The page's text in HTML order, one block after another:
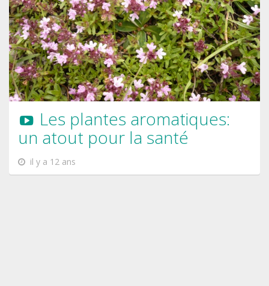
Les plantes aromatiques:
un atout pour la santé
il y a 12 ans